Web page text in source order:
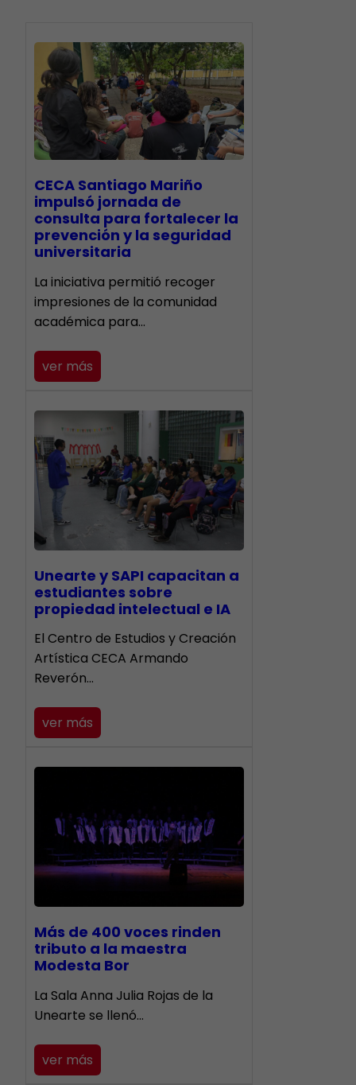
CECA Santiago Mariño
impulsó jornada de
consulta para fortalecer la
prevención y la seguridad
universitaria
La iniciativa permitió recoger
impresiones de la comunidad
académica para…
ver más
Unearte y SAPI capacitan a
estudiantes sobre
propiedad intelectual e IA
El Centro de Estudios y Creación
Artística CECA Armando
Reverón…
ver más
Más de 400 voces rinden
tributo a la maestra
Modesta Bor
​La Sala Anna Julia Rojas de la
Unearte se llenó…
ver más